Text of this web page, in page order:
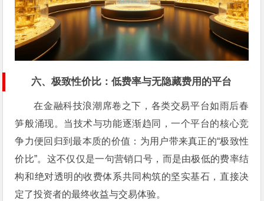
六、极致性价比：低费率与无隐藏费用的平台
在金融科技浪潮席卷之下，各类交易平台如雨后春
笋般涌现。当技术与功能逐渐趋同，一个平台的核心竞
争力便回归到最本质的价值：为用户带来真正的“极致性
价比”。这不仅仅是一句营销口号，而是由极低的费率结
构和绝对透明的收费体系共同构筑的坚实基石，直接决
定了投资者的最终收益与交易体验。